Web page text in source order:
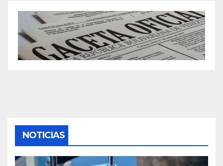
NOTICIAS